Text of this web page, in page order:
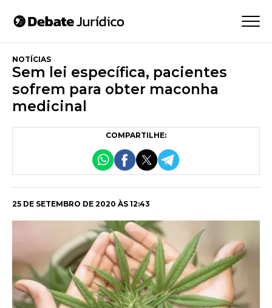
NOTÍCIAS
Sem lei específica, pacientes
sofrem para obter maconha
medicinal
COMPARTILHE:
25 DE SETEMBRO DE 2020 ÀS 12:43